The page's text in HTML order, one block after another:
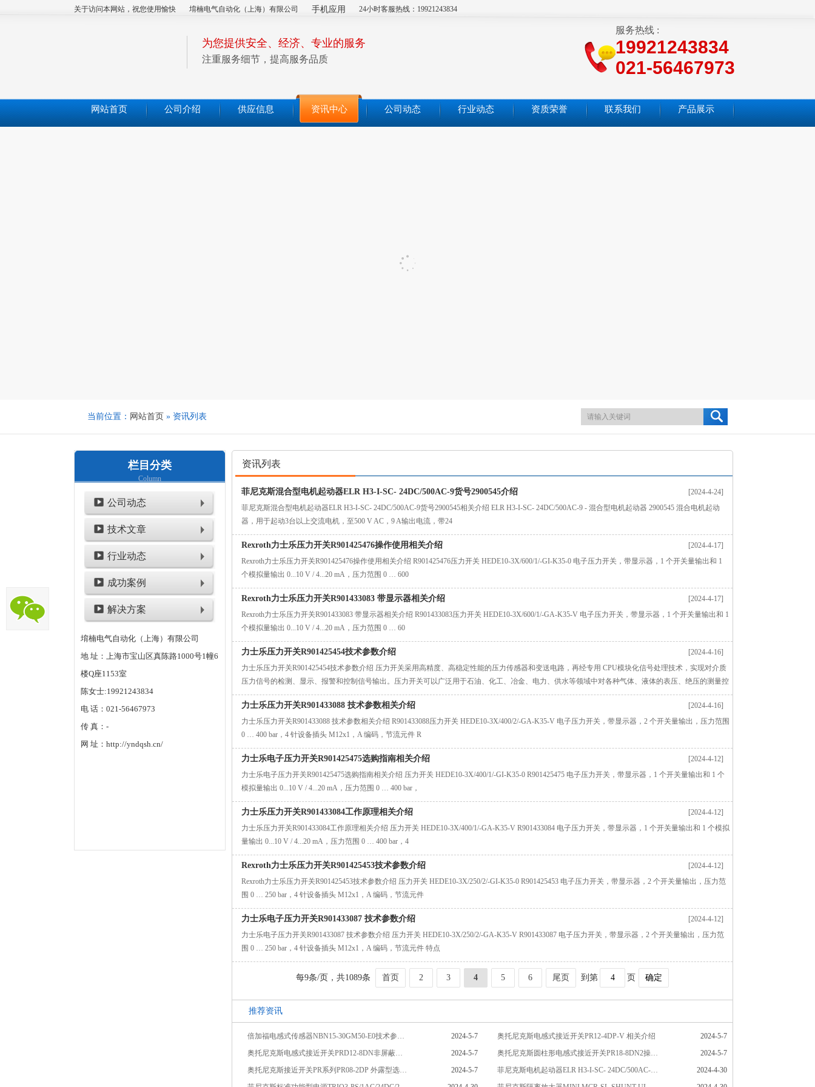
关于访问本网站，祝您使用愉快 堉楠电气自动化（上海）有限公司 手机应用 24小时客服热线：19921243834
为您提供安全、经济、专业的服务
注重服务细节，提高服务品质
服务热线 :
19921243834
021-56467973
网站首页 公司介绍 供应信息 资讯中心 公司动态 行业动态 资质荣誉 联系我们 产品展示
当前位置： 网站首页 » 资讯列表
栏目分类
Column
公司动态
技术文章
行业动态
成功案例
解决方案
堉楠电气自动化（上海）有限公司
地 址：上海市宝山区真陈路1000号1幢6
楼Q座1153室
陈女士:19921243834
电 话：021-56467973
传 真：-
网 址：http://yndqsh.cn/
资讯列表
菲尼克斯混合型电机起动器ELR H3-I-SC- 24DC/500AC-9货号2900545介绍
[2024-4-24]
菲尼克斯混合型电机起动器ELR H3-I-SC- 24DC/500AC-9货号2900545相关介绍 ELR H3-I-SC- 24DC/500AC-9 - 混合型电机起动器 2900545 混合电机起动
器，用于起动3台以上交流电机，至500 V AC，9 A输出电流，带24
Rexroth力士乐压力开关R901425476操作使用相关介绍
[2024-4-17]
Rexroth力士乐压力开关R901425476操作使用相关介绍 R901425476压力开关 HEDE10-3X/600/1/-GI-K35-0 电子压力开关，带显示器，1 个开关量输出和 1
个模拟量输出 0...10 V / 4...20 mA，压力范围 0 … 600
Rexroth力士乐压力开关R901433083 带显示器相关介绍
[2024-4-17]
Rexroth力士乐压力开关R901433083 带显示器相关介绍 R901433083压力开关 HEDE10-3X/600/1/-GA-K35-V 电子压力开关，带显示器，1 个开关量输出和 1
个模拟量输出 0...10 V / 4...20 mA，压力范围 0 … 60
力士乐压力开关R901425454技术参数介绍
[2024-4-16]
力士乐压力开关R901425454技术参数介绍 压力开关采用高精度、高稳定性能的压力传感器和变送电路，再经专用 CPU模块化信号处理技术，实现对介质
压力信号的检测、显示、报警和控制信号输出。压力开关可以广泛用于石油、化工、冶金、电力、供水等领域中对各种气体、液体的表压、绝压的测量控
制，是工
力士乐压力开关R901433088 技术参数相关介绍
[2024-4-16]
力士乐压力开关R901433088 技术参数相关介绍 R901433088压力开关 HEDE10-3X/400/2/-GA-K35-V 电子压力开关，带显示器，2 个开关量输出，压力范围
0 … 400 bar，4 针设备插头 M12x1，A 编码，节流元件 R
力士乐电子压力开关R901425475选购指南相关介绍
[2024-4-12]
力士乐电子压力开关R901425475选购指南相关介绍 压力开关 HEDE10-3X/400/1/-GI-K35-0 R901425475 电子压力开关，带显示器，1 个开关量输出和 1 个
模拟量输出 0...10 V / 4...20 mA，压力范围 0 … 400 bar，
力士乐压力开关R901433084工作原理相关介绍
[2024-4-12]
力士乐压力开关R901433084工作原理相关介绍 压力开关 HEDE10-3X/400/1/-GA-K35-V R901433084 电子压力开关，带显示器，1 个开关量输出和 1 个模拟
量输出 0...10 V / 4...20 mA，压力范围 0 … 400 bar，4
Rexroth力士乐压力开关R901425453技术参数介绍
[2024-4-12]
Rexroth力士乐压力开关R901425453技术参数介绍 压力开关 HEDE10-3X/250/2/-GI-K35-0 R901425453 电子压力开关，带显示器，2 个开关量输出，压力范
围 0 … 250 bar，4 针设备插头 M12x1，A 编码，节流元件
力士乐电子压力开关R901433087 技术参数介绍
[2024-4-12]
力士乐电子压力开关R901433087 技术参数介绍 压力开关 HEDE10-3X/250/2/-GA-K35-V R901433087 电子压力开关，带显示器，2 个开关量输出，压力范
围 0 … 250 bar，4 针设备插头 M12x1，A 编码，节流元件 特点
每9条/页，共1089条 首页 2 3 4 5 6 尾页 到第 页 确定
推荐资讯
2024-5-7
倍加福电感式传感器NBN15-30GM50-E0技术参数相关介绍 2024-5-7
奥托尼克斯电感式接近开关PR12-4DP-V 相关介绍
2024-5-7
奥托尼克斯电感式接近开关PRD12-8DN非屏蔽型技术参数介绍 2024-5-7
奥托尼克斯圆柱形电感式接近开关PR18-8DN2操作使用相关介绍
2024-5-7
奥托尼克斯接近开关PR系列PR08-2DP 外露型选购指南相关介绍 2024-4-30
菲尼克斯电机起动器ELR H3-I-SC- 24DC/500AC-9货号2900545介绍